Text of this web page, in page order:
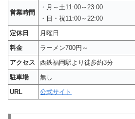
営業時間
・月～土11:00～23:00
・日・祝11:00～22:00
定休日
月曜日
料金
ラーメン700円～
アクセス
西鉄福岡駅より徒歩約3分
駐車場
無し
URL
公式サイト